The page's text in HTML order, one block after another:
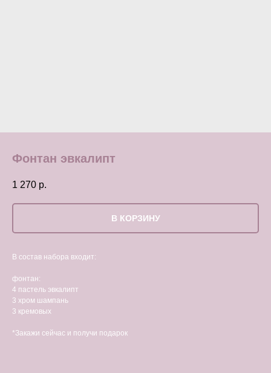
Фонтан эвкалипт
1 270 р.
В КОРЗИНУ
В состав набора входит:
фонтан:
4 пастель эвкалипт
3 хром шампань
3 кремовых
*Закажи сейчас и получи подарок